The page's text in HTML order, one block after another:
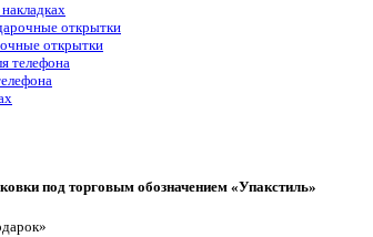
открытки
под торговым обозначением «Упакстиль»